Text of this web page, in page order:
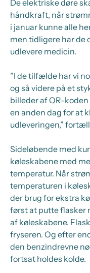
De elektriske døre
håndkraft, når
i januar kunne alle
men tidligere har de
udlevere medicin.
”I de tilfælde har vi
og så videre på et
billeder af QR-
en anden dag for at
udleveringen,”
Sideløbende med
køleskabene med
temperatur. Når
temperaturen i
der brug for ekstra
først at putte flasker
af køleskabene.
fryseren. Og efter
den benzindrevne
fortsat holdes kolde.